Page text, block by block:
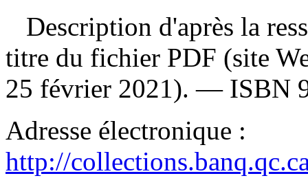
Description d'après la
titre du fichier PDF (site
25 février 2021). — ISBN
Adresse électronique :
http://